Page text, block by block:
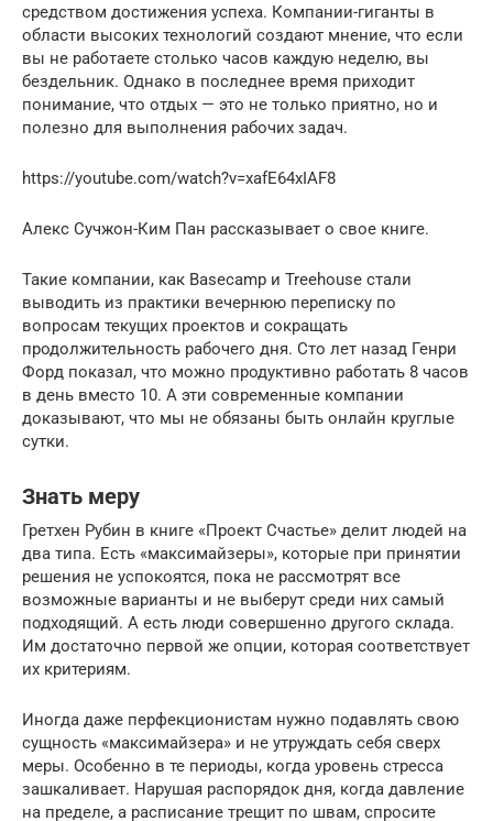
средством достижения успеха. Компании-гиганты в
области высоких технологий создают мнение, что если
вы не работаете столько часов каждую неделю, вы
бездельник. Однако в последнее время приходит
понимание, что отдых — это не только приятно, но и
полезно для выполнения рабочих задач.
https://youtube.com/watch?v=xafE64xIAF8
Алекс Сучжон-Ким Пан рассказывает о свое книге.
Такие компании, как Basecamp и Treehouse стали
выводить из практики вечернюю переписку по
вопросам текущих проектов и сокращать
продолжительность рабочего дня. Сто лет назад Генри
Форд показал, что можно продуктивно работать 8 часов
в день вместо 10. А эти современные компании
доказывают, что мы не обязаны быть онлайн круглые
сутки.
Знать меру
Гретхен Рубин в книге «Проект Счастье» делит людей на
два типа. Есть «максимайзеры», которые при принятии
решения не успокоятся, пока не рассмотрят все
возможные варианты и не выберут среди них самый
подходящий. А есть люди совершенно другого склада.
Им достаточно первой же опции, которая соответствует
их критериям.
Иногда даже перфекционистам нужно подавлять свою
сущность «максимайзера» и не утруждать себя сверх
меры. Особенно в те периоды, когда уровень стресса
зашкаливает. Нарушая распорядок дня, когда давление
на пределе, а расписание трещит по швам, спросите